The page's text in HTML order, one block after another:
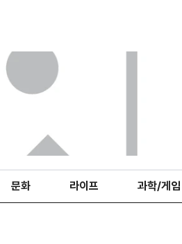
문화 라이프 과학/게임